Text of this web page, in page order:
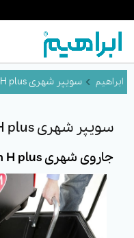
سویپر شهری Atom H plus
سویپر شهری Atom H plus
جاروی شهری Atom H plus